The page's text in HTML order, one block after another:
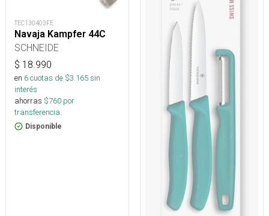
TEC130403FE
Navaja Kampfer 44C
SCHNEIDE
$ 18.990
en 6cuotas de $3.165sin
interés
ahorras $760 por
transferencia.
Disponible